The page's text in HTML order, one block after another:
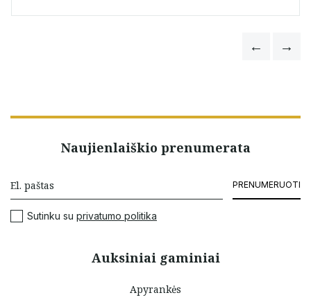
Auksiniai gaminiai
Apyrankės
Naujienlaiškio prenumerata
PRENUMERUOTI
Sutinku su privatumo politika